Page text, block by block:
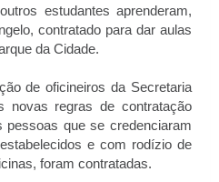
estudantes aprenderam,
contratado para dar aulas
da Cidade.
de oficineiros da Secretaria
novas regras de contratação
pessoas que se credenciaram
e com rodízio de
foram contratadas.